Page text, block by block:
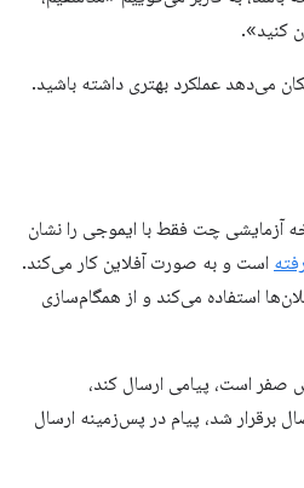
کنید».
می‌دهد عملکرد بهتری داشته باشید.
آزمایشی چت فقط با ایموجی را نشان
است و به صورت آفلاین کار می‌کند.
استفاده می‌کند و از همگام‌سازی
صفر است، پیامی ارسال کند،
برقرار شد، پیام در پس‌زمینه ارسال